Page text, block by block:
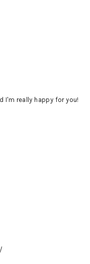
I'm really happy for you!